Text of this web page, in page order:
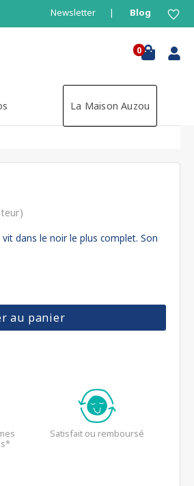
Newsletter Blog
0
La Maison Auzou
dans le noir le plus complet. Son
au panier
Satisfait ou remboursé